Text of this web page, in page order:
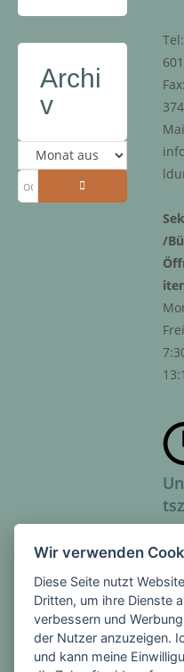
/
1.
2.
Archi
v
Wir verwenden
Diese Seite nutzt
Dritten, um ihre Dienste
verbessern und
der Nutzer anzuzeigen.
und kann meine